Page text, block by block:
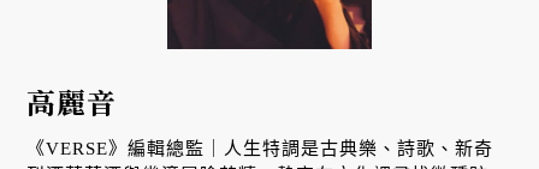
高麗音
《VERSE》編輯總監｜人生特調是古典樂、詩歌、新奇